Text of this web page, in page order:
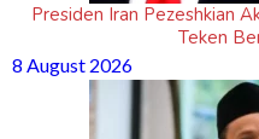
Presiden Iran Pezeshkian
Teken
8 August 2026